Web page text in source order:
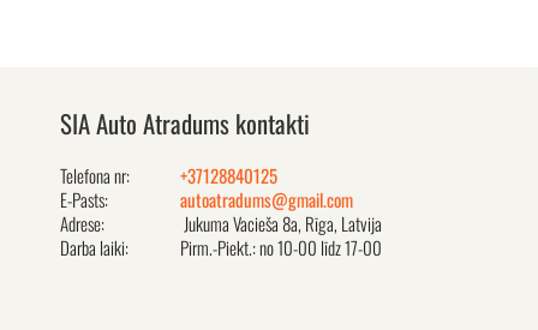
SIA Auto Atradums kontakti
Telefona nr:
+37128840125
E-Pasts:
autoatradums@gmail.com
Adrese:
Jukuma Vacieša 8a, Rīga, Latvija
Darba laiki:
Pirm.-Piekt.: no 10-00 līdz 17-00